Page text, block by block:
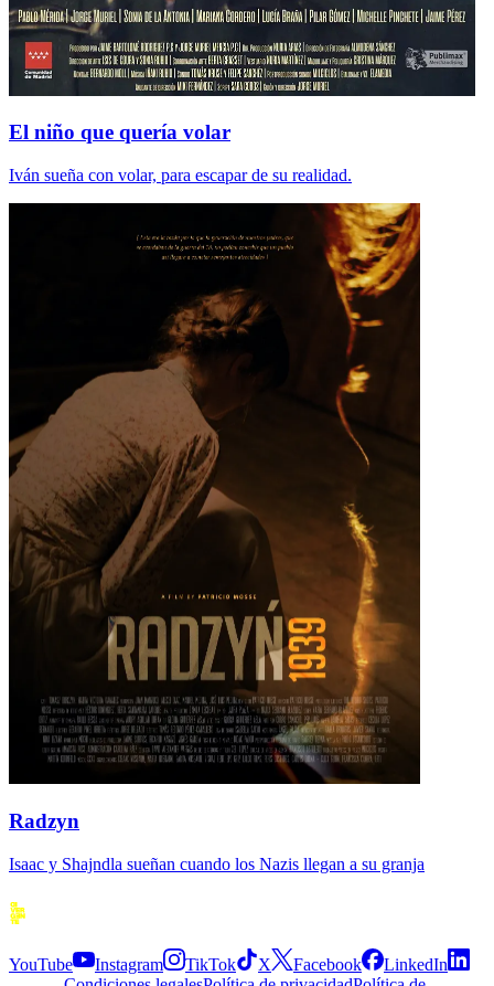
El niño que quería volar
Iván sueña con volar, para escapar de su realidad.
Radzyn
Isaac y Shajndla sueñan cuando los Nazis llegan a su granja
YouTube
Instagram TikTok X Facebook
LinkedIn